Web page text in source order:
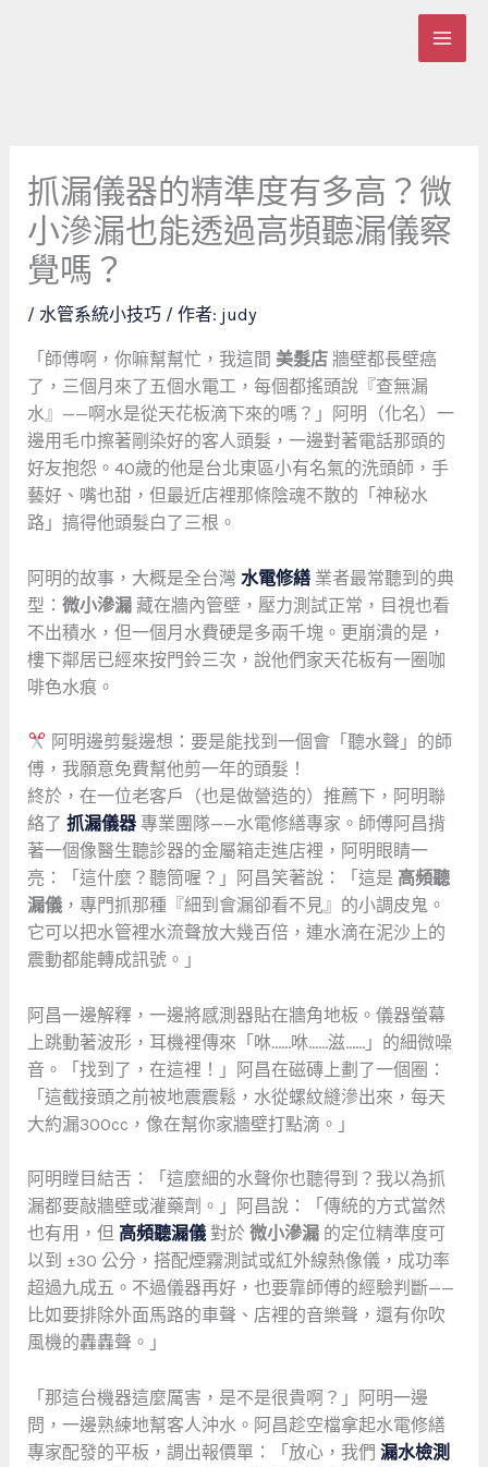
抓漏儀器的精準度有多高？微
小滲漏也能透過高頻聽漏儀察
覺嗎？
/ 水管系統小技巧/ 作者: judy
「師傅啊，你嘛幫幫忙，我這間 美髮店牆壁都長壁癌
了，三個月來了五個水電工，每個都搖頭說『查無漏
水』——啊水是從天花板滴下來的嗎？」阿明（化名）一
邊用毛巾擦著剛染好的客人頭髮，一邊對著電話那頭的
好友抱怨。40歲的他是台北東區小有名氣的洗頭師，手
藝好、嘴也甜，但最近店裡那條陰魂不散的「神秘水
路」搞得他頭髮白了三根。
阿明的故事，大概是全台灣 水電修繕業者最常聽到的典
型： 微小滲漏藏在牆內管壁，壓力測試正常，目視也看
不出積水，但一個月水費硬是多兩千塊。更崩潰的是，
樓下鄰居已經來按門鈴三次，說他們家天花板有一圈咖
啡色水痕。
阿明邊剪髮邊想：要是能找到一個會「聽水聲」的師
傅，我願意免費幫他剪一年的頭髮！
終於，在一位老客戶（也是做營造的）推薦下，阿明聯
絡了 抓漏儀器專業團隊——水電修繕專家。師傅阿昌揹
著一個像醫生聽診器的金屬箱走進店裡，阿明眼睛一
亮：「這什麼？聽筒喔？」阿昌笑著說：「這是 高頻聽
漏儀，專門抓那種『細到會漏卻看不見』的小調皮鬼。
它可以把水管裡水流聲放大幾百倍，連水滴在泥沙上的
震動都能轉成訊號。」
阿昌一邊解釋，一邊將感測器貼在牆角地板。儀器螢幕
上跳動著波形，耳機裡傳來「咻……咻……滋……」的細微噪
音。「找到了，在這裡！」阿昌在磁磚上劃了一個圈：
「這截接頭之前被地震震鬆，水從螺紋縫滲出來，每天
大約漏300cc，像在幫你家牆壁打點滴。」
阿明瞠目結舌：「這麼細的水聲你也聽得到？我以為抓
漏都要敲牆壁或灌藥劑。」阿昌說：「傳統的方式當然
也有用，但 高頻聽漏儀對於 微小滲漏的定位精準度可
以到 ±30 公分，搭配煙霧測試或紅外線熱像儀，成功率
超過九成五。不過儀器再好，也要靠師傅的經驗判斷——
比如要排除外面馬路的車聲、店裡的音樂聲，還有你吹
風機的轟轟聲。」
「那這台機器這麼厲害，是不是很貴啊？」阿明一邊
問，一邊熟練地幫客人沖水。阿昌趁空檔拿起水電修繕
專家配發的平板，調出報價單：「放心，我們 漏水檢測